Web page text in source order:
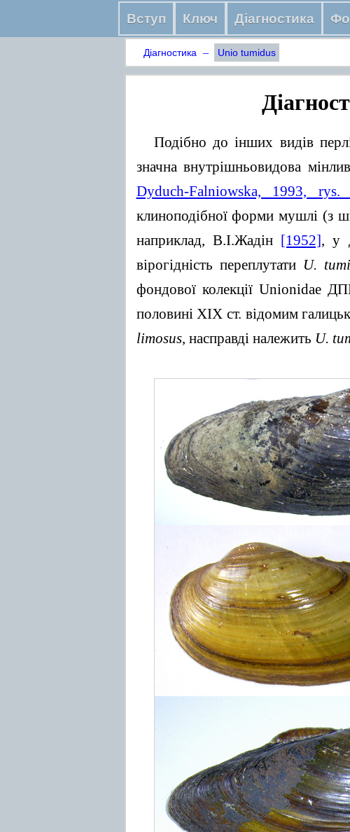
Вступ Ключ Діагностика
Діагностика – Unio tumidus
Подібно до інших видів
значна внутрішньовидова
Dyduch-Falniowska, 1993, rys.
клиноподібної форми мушлі (з
наприклад, В.І.Жадін [1952], у
вірогідність переплутати U.
фондової колекції Unionidae
половині XIX ст. відомим
limosus, насправді належить U.